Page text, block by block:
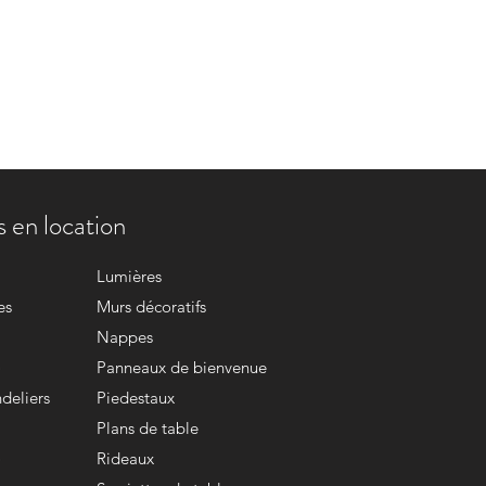
en location
Lumières
Murs décoratifs
Nappes
Panneaux de bienvenue
Piedestaux
Plans de table
Rideaux